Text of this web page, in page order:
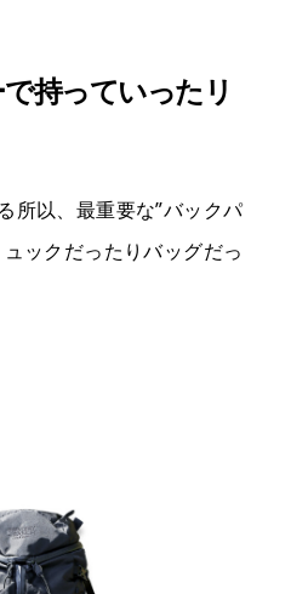
持っていったリ
所以、最重要な”バックパ
ックだったりバッグだっ